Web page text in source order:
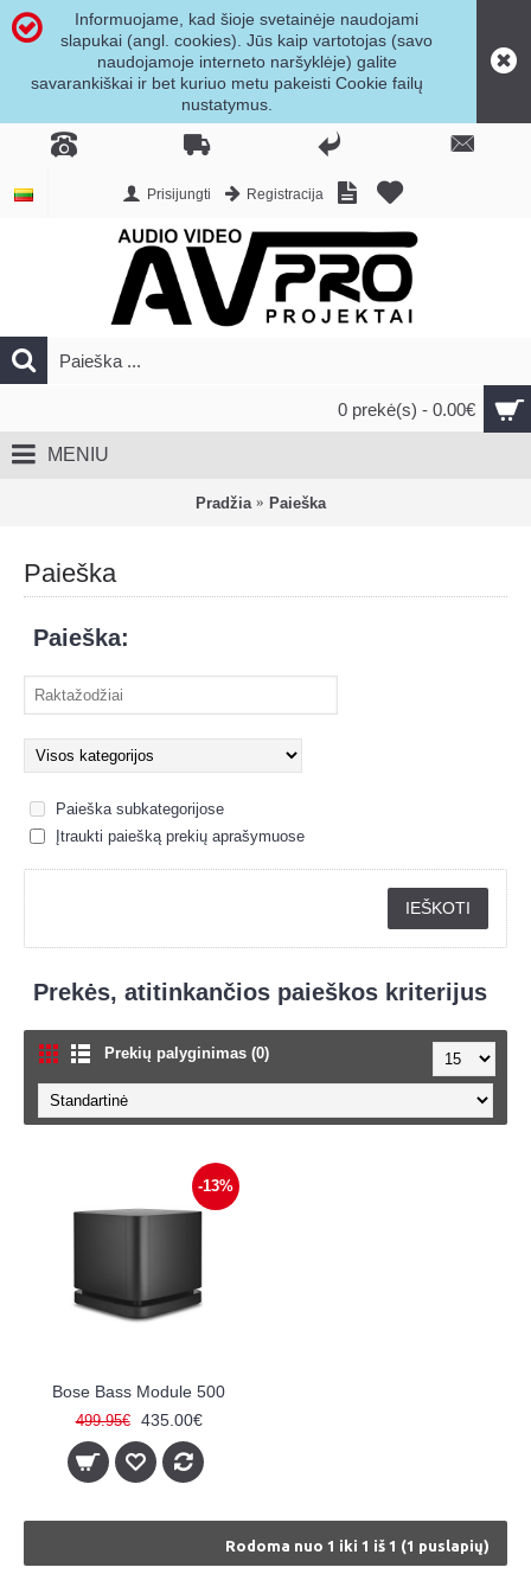
Informuojame, kad šioje svetainėje naudojami
slapukai (angl. cookies). Jūs kaip vartotojas (savo
naudojamoje interneto naršyklėje) galite
savarankiškai ir bet kuriuo metu pakeisti Cookie failų
nustatymus.
Prisijungti Registracija
0 prekė(s) - 0.00€
MENIU
Pradžia Paieška
Paieška
Paieška:
Paieška subkategorijose
Įtraukti paiešką prekių aprašymuose
Prekės, atitinkančios paieškos kriterijus
Prekių palyginimas (0)
-13%
Bose Bass Module 500
499.95€ 435.00€
Rodoma nuo 1 iki 1 iš 1 (1 puslapių)